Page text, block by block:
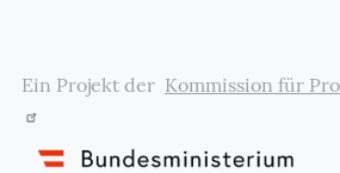
Ein Projekt der Kommission für